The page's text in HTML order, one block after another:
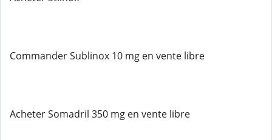
Commander Sublinox 10 mg en vente libre
Acheter Somadril 350 mg en vente libre